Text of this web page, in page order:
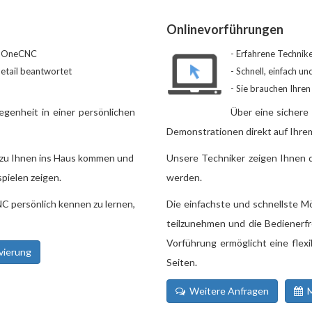
beantwortet
in einer persönlichen
Ihnen ins Haus kommen und
zeigen.
persönlich kennen zu lernen,
Onlinevorführungen
Erfahrene
Schnell, einfach
Sie brauchen
Über eine
Demonstrationen direkt auf
Unsere Techniker zeigen
werden.
Die einfachste und schnellste
teilzunehmen und die
Vorführung ermöglicht eine
Seiten.
Weitere Anfragen